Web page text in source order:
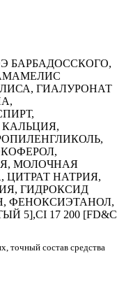
БАРБАДОССКОГО,
ГИАЛУРОНАТ
МОЛОЧНАЯ
НАТРИЯ,
ГИДРОКСИД
ФЕНОКСИЭТАНОЛ,
5],CI 17 200 [FD&C
точный состав средства